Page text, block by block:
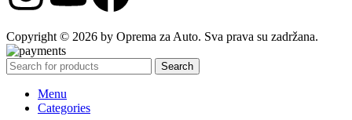
Copyright © 2026 by Oprema za Auto. Sva prava su zadržana.
Search
Menu
Categories